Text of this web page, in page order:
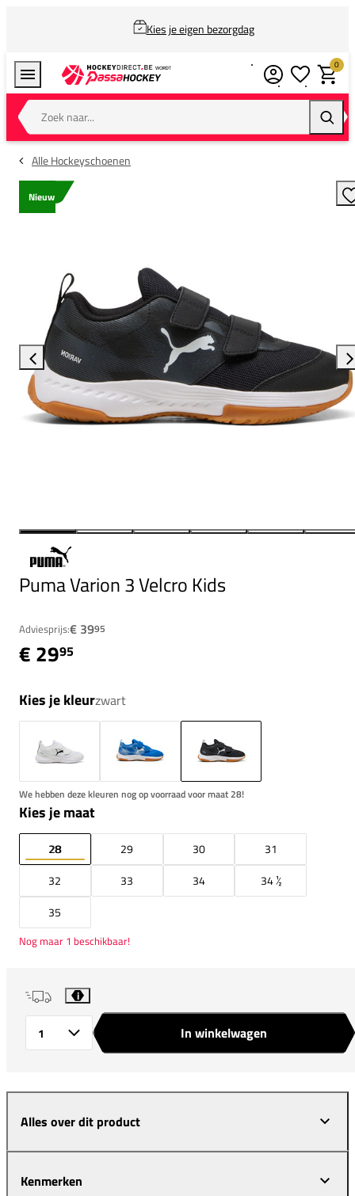
Kies je eigen bezorgdag
Zoek naar...
0
Alle Hockeyschoenen
Nieuw
Puma Varion 3 Velcro Kids
Adviesprijs:€ 3995
€ 2995
Kies je kleurzwart
We hebben deze kleuren nog op voorraad voor maat 28!
Kies je maat
28 29 30
31
32
33 34
34 ½
35
Nog maar 1 beschikbaar!
i
In winkelwagen
Alles over dit product
Kenmerken